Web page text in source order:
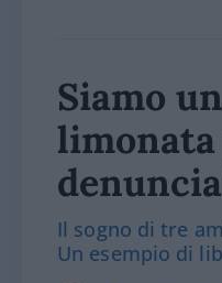
Siamo
limonata
Il sogno di tre
Un esempio di